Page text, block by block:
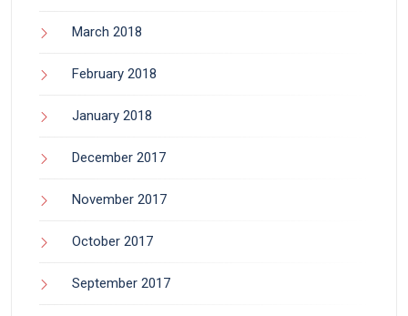
March 2018
February 2018
January 2018
December 2017
November 2017
October 2017
September 2017